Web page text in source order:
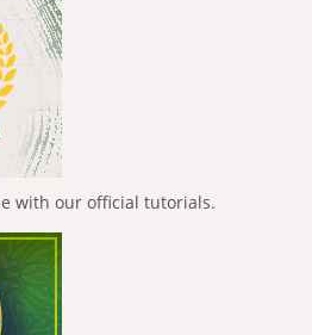
with our official tutorials.